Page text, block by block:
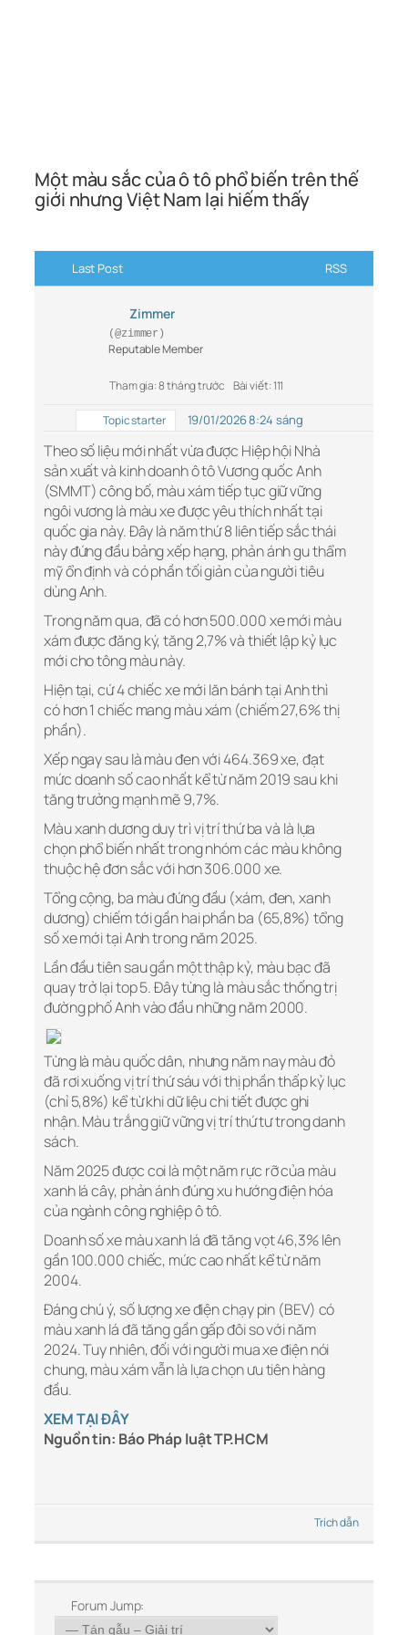
Một màu sắc của ô tô phổ biến trên thế
giới nhưng Việt Nam lại hiếm thấy
Last Post RSS
Zimmer
(@zimmer)
Reputable Member
Tham gia: 8 tháng trước Bài viết: 111
Topic starter 19/01/2026 8:24 sáng
Theo số liệu mới nhất vừa được Hiệp hội Nhà
sản xuất và kinh doanh ô tô Vương quốc Anh
(SMMT) công bố, màu xám tiếp tục giữ vững
ngôi vương là màu xe được yêu thích nhất tại
quốc gia này. Đây là năm thứ 8 liên tiếp sắc thái
này đứng đầu bảng xếp hạng, phản ánh gu thẩm
mỹ ổn định và có phần tối giản của người tiêu
dùng Anh.
Trong năm qua, đã có hơn 500.000 xe mới màu
xám được đăng ký, tăng 2,7% và thiết lập kỷ lục
mới cho tông màu này.
Hiện tại, cứ 4 chiếc xe mới lăn bánh tại Anh thì
có hơn 1 chiếc mang màu xám (chiếm 27,6% thị
phần).
Xếp ngay sau là màu đen với 464.369 xe, đạt
mức doanh số cao nhất kể từ năm 2019 sau khi
tăng trưởng mạnh mẽ 9,7%.
Màu xanh dương duy trì vị trí thứ ba và là lựa
chọn phổ biến nhất trong nhóm các màu không
thuộc hệ đơn sắc với hơn 306.000 xe.
Tổng cộng, ba màu đứng đầu (xám, đen, xanh
dương) chiếm tới gần hai phần ba (65,8%) tổng
số xe mới tại Anh trong năm 2025.
Lần đầu tiên sau gần một thập kỷ, màu bạc đã
quay trở lại top 5. Đây từng là màu sắc thống trị
đường phố Anh vào đầu những năm 2000.
Từng là màu quốc dân, nhưng năm nay màu đỏ
đã rơi xuống vị trí thứ sáu với thị phần thấp kỷ lục
(chỉ 5,8%) kể từ khi dữ liệu chi tiết được ghi
nhận. Màu trắng giữ vững vị trí thứ tư trong danh
sách.
Năm 2025 được coi là một năm rực rỡ của màu
xanh lá cây, phản ánh đúng xu hướng điện hóa
của ngành công nghiệp ô tô.
Doanh số xe màu xanh lá đã tăng vọt 46,3% lên
gần 100.000 chiếc, mức cao nhất kể từ năm
2004.
Đáng chú ý, số lượng xe điện chạy pin (BEV) có
màu xanh lá đã tăng gần gấp đôi so với năm
2024. Tuy nhiên, đối với người mua xe điện nói
chung, màu xám vẫn là lựa chọn ưu tiên hàng
đầu.
XEM TẠI ĐÂY
Nguồn tin: Báo Pháp luật TP.HCM
Trích dẫn
Forum Jump: